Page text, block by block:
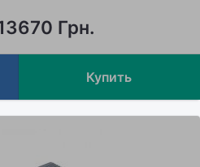
Грн.
Купить